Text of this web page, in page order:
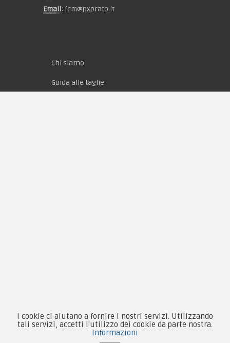
Email: fcm@pxprato.it
Chi siamo
Guida alle taglie
Contattaci su Facebook
I cookie ci aiutano a fornire i nostri servizi. Utilizzando
tali servizi, accetti l'utilizzo dei cookie da parte nostra.
Informazioni